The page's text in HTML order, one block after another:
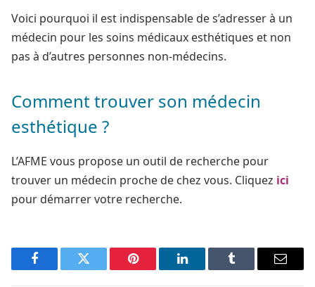
Voici pourquoi il est indispensable de s’adresser à un
médecin pour les soins médicaux esthétiques et non
pas à d’autres personnes non-médecins.
Comment trouver son médecin
esthétique ?
L’AFME vous propose un outil de recherche pour
trouver un médecin proche de chez vous. Cliquez ici
pour démarrer votre recherche.
FacebookTwitter Pinterest LinkedIn Tumblr Email